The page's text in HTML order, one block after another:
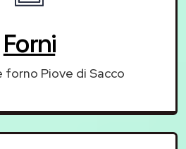
Forni
forno Piove di Sacco